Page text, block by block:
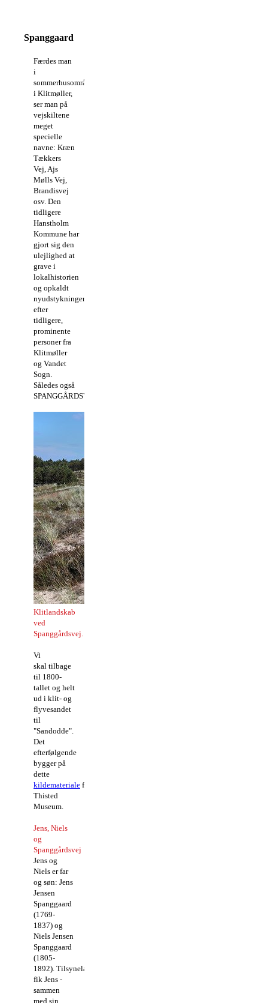
Spanggaard
Færdes man
i
sommerhusområderne
i Klitmøller,
ser man på
vejskiltene
meget
specielle
navne: Kræn
Tækkers
Vej, Ajs
Mølls Vej,
Brandisvej
osv. Den
tidligere
Hanstholm
Kommune har
gjort sig den
ulejlighed at
grave i
lokalhistorien
og opkaldt
nyudstykninger
efter
tidligere,
prominente
personer fra
Klitmøller
og Vandet
Sogn.
Således også
SPANGGÅRDSVEJ.
Klitlandskab
ved
Spanggårdsvej.
Vi
skal tilbage
til 1800-
tallet og helt
ud i klit- og
flyvesandet
til
"Sandodde".
Det
efterfølgende
bygger på
dette
kildemateriale fra
Thisted
Museum.
Jens, Niels
og
Spanggårdsvej
Jens og
Niels er far
og søn: Jens
Jensen
Spanggaard
(1769-
1837) og
Niels Jensen
Spanggaard
(1805-
1892). Tilsyneladende
fik Jens -
sammen
med sin